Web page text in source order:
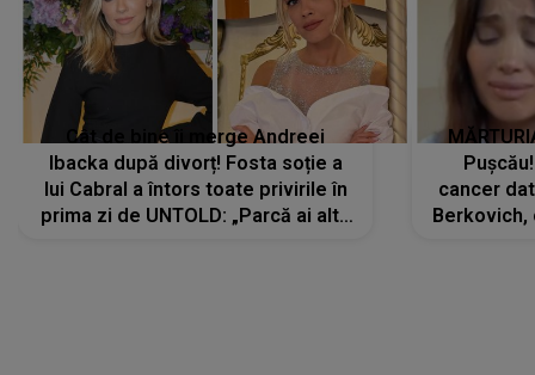
Cât de bine îi merge Andreei
Ibacka după divorț! Fosta soție a
lui Cabral a întors toate privirile în
prima zi de UNTOLD: „Parcă ai altă
cancer
Berkovich,